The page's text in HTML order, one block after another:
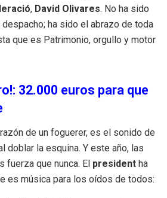
, David Olivares. No ha sido
ha sido el abrazo de toda
que es Patrimonio, orgullo y motor
32.000 euros para que
de un foguerer, es el sonido de
doblar la esquina. Y este año, las
fuerza que nunca. El president ha
es música para los oídos de todos: